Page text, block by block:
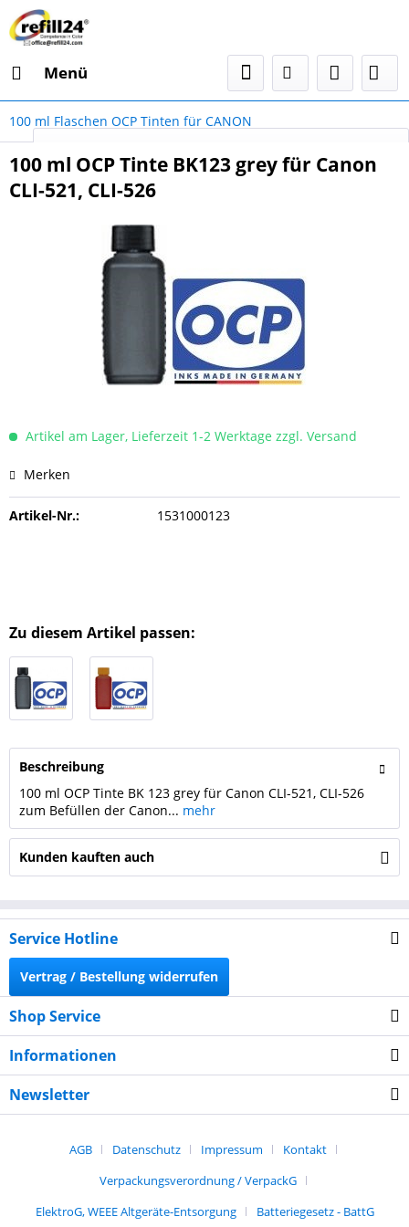
Menü
100 ml Flaschen OCP Tinten für CANON
100 ml OCP Tinte BK123 grey für Canon
CLI-521, CLI-526
Artikel am Lager, Lieferzeit 1-2 Werktage zzgl. Versand
Merken
Artikel-Nr.: 1531000123
Zu diesem Artikel passen:
Beschreibung
100 ml OCP Tinte BK 123 grey für Canon CLI-521, CLI-526
zum Befüllen der Canon... mehr
Kunden kauften auch
Service Hotline
Vertrag / Bestellung widerrufen
Shop Service
Informationen
Newsletter
AGB Datenschutz Impressum
Kontakt
Verpackungsverordnung / VerpackG
ElektroG, WEEE Altgeräte-Entsorgung
Batteriegesetz - BattG